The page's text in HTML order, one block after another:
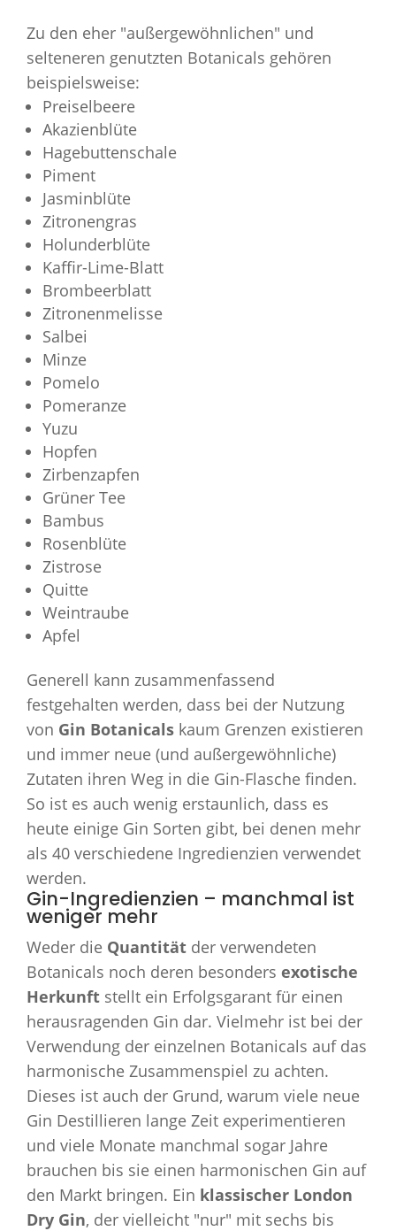
Zu den eher "außergewöhnlichen" und
selteneren genutzten Botanicals gehören
beispielsweise:
Preiselbeere
Akazienblüte
Hagebuttenschale
Piment
Jasminblüte
Zitronengras
Holunderblüte
Kaffir-Lime-Blatt
Brombeerblatt
Zitronenmelisse
Salbei
Minze
Pomelo
Pomeranze
Yuzu
Hopfen
Zirbenzapfen
Grüner Tee
Bambus
Rosenblüte
Zistrose
Quitte
Weintraube
Apfel
Generell kann zusammenfassend
festgehalten werden, dass bei der Nutzung
von Gin Botanicals kaum Grenzen existieren
und immer neue (und außergewöhnliche)
Zutaten ihren Weg in die Gin-Flasche finden.
So ist es auch wenig erstaunlich, dass es
heute einige Gin Sorten gibt, bei denen mehr
als 40 verschiedene Ingredienzien verwendet
werden.
Gin-Ingredienzien – manchmal ist
weniger mehr
Weder die Quantität der verwendeten
Botanicals noch deren besonders exotische
Herkunft stellt ein Erfolgsgarant für einen
herausragenden Gin dar. Vielmehr ist bei der
Verwendung der einzelnen Botanicals auf das
harmonische Zusammenspiel zu achten.
Dieses ist auch der Grund, warum viele neue
Gin Destillieren lange Zeit experimentieren
und viele Monate manchmal sogar Jahre
brauchen bis sie einen harmonischen Gin auf
den Markt bringen. Ein klassischer London
Dry Gin, der vielleicht "nur" mit sechs bis